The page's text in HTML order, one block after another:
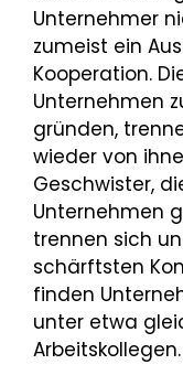
Unternehmer
zumeist ein
Kooperation.
Unternehmen
gründen,
wieder von
Geschwister,
Unternehmen
trennen sich
schärftsten
finden
unter etwa
Arbeitskollegen.